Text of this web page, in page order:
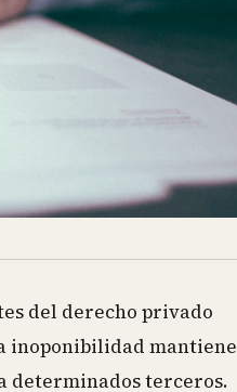
del derecho privado
inoponibilidad mantiene
determinados terceros.